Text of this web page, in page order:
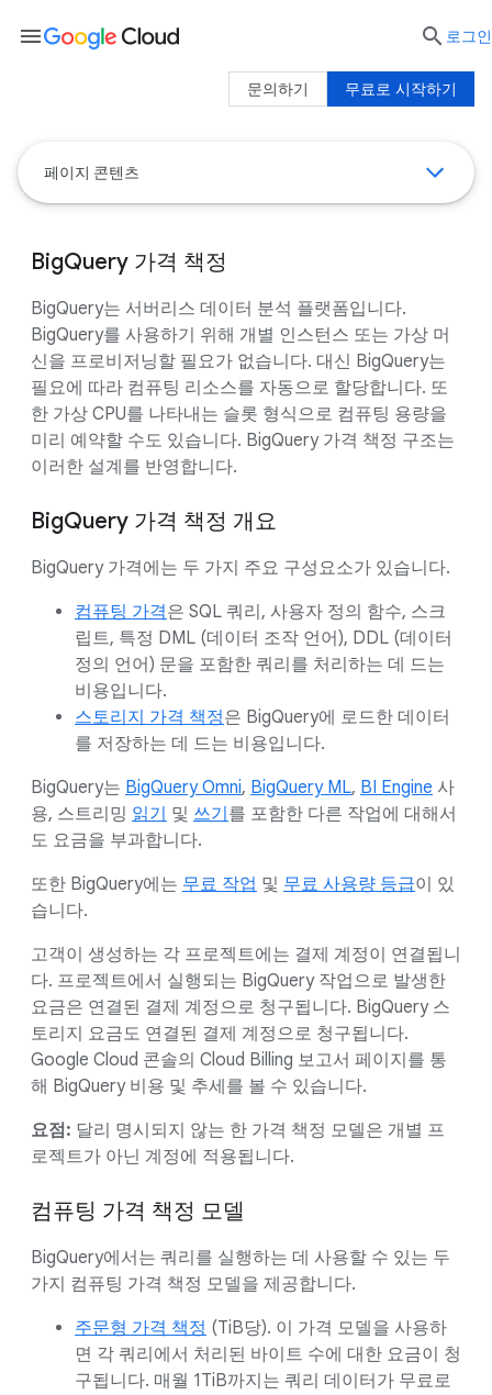
페이지 콘텐츠
BigQuery 가격 책정
BigQuery는 서버리스 데이터 분석 플랫폼입니다.
BigQuery를 사용하기 위해 개별 인스턴스 또는 가상 머
신을 프로비저닝할 필요가 없습니다. 대신 BigQuery는
필요에 따라 컴퓨팅 리소스를 자동으로 할당합니다. 또
한 가상 CPU를 나타내는 슬롯 형식으로 컴퓨팅 용량을
미리 예약할 수도 있습니다. BigQuery 가격 책정 구조는
이러한 설계를 반영합니다.
BigQuery 가격 책정 개요
BigQuery 가격에는 두 가지 주요 구성요소가 있습니다.
컴퓨팅 가격은 SQL 쿼리, 사용자 정의 함수, 스크
립트, 특정 DML (데이터 조작 언어), DDL (데이터
정의 언어) 문을 포함한 쿼리를 처리하는 데 드는
비용입니다.
스토리지 가격 책정은 BigQuery에 로드한 데이터
를 저장하는 데 드는 비용입니다.
BigQuery는 BigQuery Omni, BigQuery ML, BI Engine 사
용, 스트리밍 읽기 및 쓰기 를 포함한 다른 작업에 대해서
도 요금을 부과합니다.
또한 BigQuery에는 무료 작업 및 무료 사용량 등급이 있
습니다.
고객이 생성하는 각 프로젝트에는 결제 계정이 연결됩니
다. 프로젝트에서 실행되는 BigQuery 작업으로 발생한
요금은 연결된 결제 계정으로 청구됩니다. BigQuery 스
토리지 요금도 연결된 결제 계정으로 청구됩니다.
Google Cloud 콘솔의 Cloud Billing 보고서 페이지를 통
해 BigQuery 비용 및 추세를 볼 수 있습니다.
요점: 달리 명시되지 않는 한 가격 책정 모델은 개별 프
로젝트가 아닌 계정에 적용됩니다.
컴퓨팅 가격 책정 모델
BigQuery에서는 쿼리를 실행하는 데 사용할 수 있는 두
가지 컴퓨팅 가격 책정 모델을 제공합니다.
주문형 가격 책정 (TiB당). 이 가격 모델을 사용하
면 각 쿼리에서 처리된 바이트 수에 대한 요금이 청
구됩니다. 매월 1TiB까지는 쿼리 데이터가 무료로
menu  로그인
무료로 시작하기
문의하기